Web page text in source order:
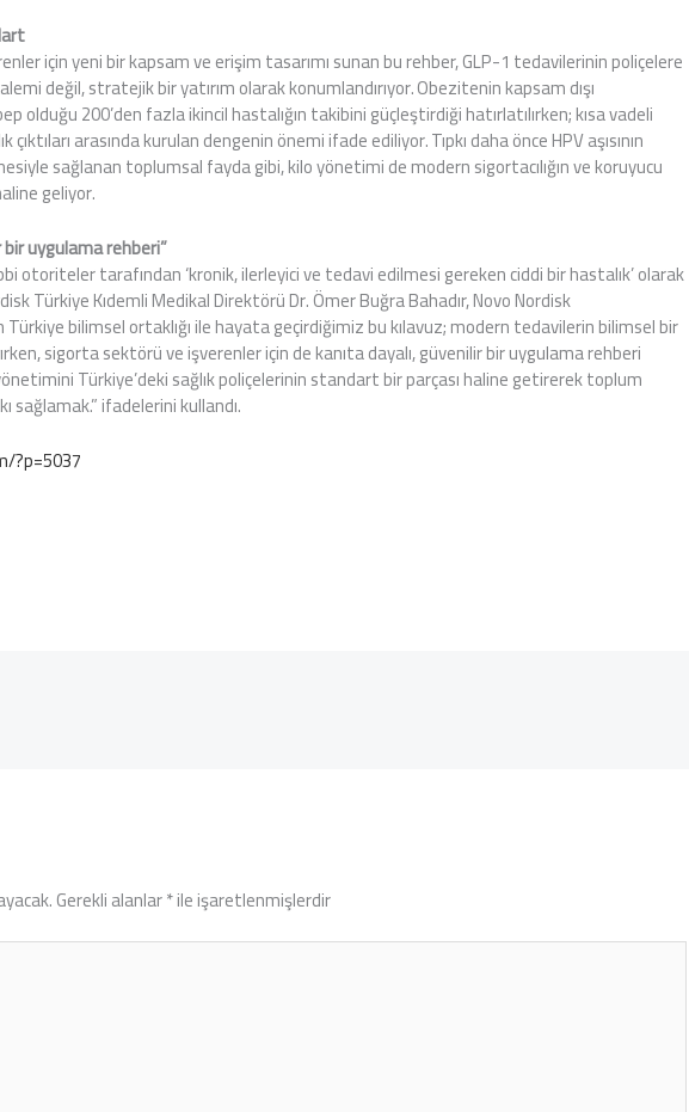
için yeni bir kapsam ve erişim tasarımı sunan bu rehber, GLP-1 tedavilerinin poliçelere
değil, stratejik bir yatırım olarak konumlandırıyor. Obezitenin kapsam dışı
olduğu 200’den fazla ikincil hastalığın takibini güçleştirdiği hatırlatılırken; kısa vadeli
arasında kurulan dengenin önemi ifade ediliyor. Tıpkı daha önce HPV aşısının
sağlanan toplumsal fayda gibi, kilo yönetimi de modern sigortacılığın ve koruyucu
geliyor.
uygulama rehberi”
otoriteler tarafından ‘kronik, ilerleyici ve tedavi edilmesi gereken ciddi bir hastalık’ olarak
Türkiye Kıdemli Medikal Direktörü Dr. Ömer Buğra Bahadır, Novo Nordisk
bilimsel ortaklığı ile hayata geçirdiğimiz bu kılavuz; modern tedavilerin bilimsel bir
sigorta sektörü ve işverenler için de kanıta dayalı, güvenilir bir uygulama rehberi
Türkiye’deki sağlık poliçelerinin standart bir parçası haline getirerek toplum
sağlamak.” ifadelerini kullandı.
?p=5037
Gerekli alanlar*ile işaretlenmişlerdir